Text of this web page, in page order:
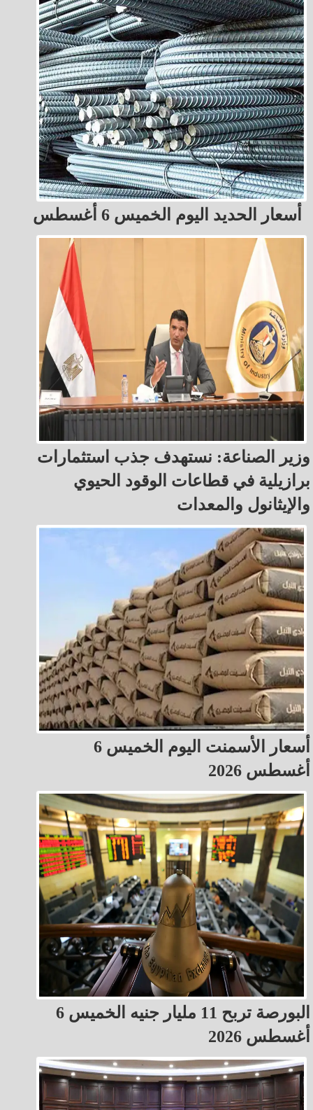
أسعار الحديد اليوم الخميس 6 أغسطس
وزير الصناعة: نستهدف جذب استثمارات
برازيلية في قطاعات الوقود الحيوي
والإيثانول والمعدات
أسعار الأسمنت اليوم الخميس 6
أغسطس 2026
البورصة تربح 11 مليار جنيه الخميس 6
أغسطس 2026